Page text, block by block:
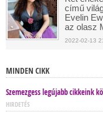
című
Evelin
az olasz
2022-02-13
MINDEN CIKK
Szemezgess legújabb cikkeink
HIRDETÉS